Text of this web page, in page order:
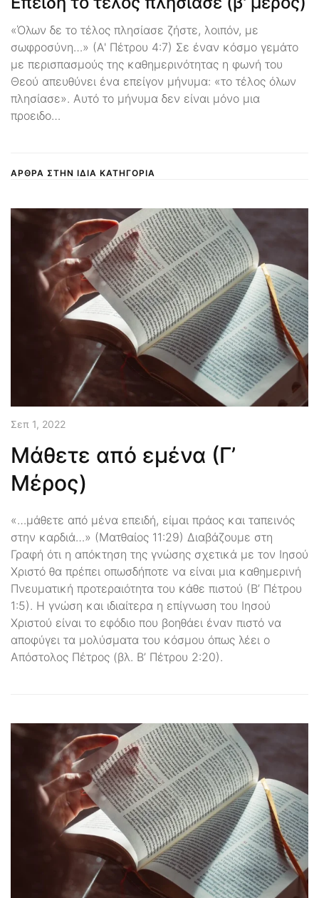
«Όλων δε το τέλος πλησίασε ζήστε, λοιπόν, με
σωφροσύνη…» (Α' Πέτρου 4:7) Σε έναν κόσμο γεμάτο
με περισπασμούς της καθημερινότητας η φωνή του
Θεού απευθύνει ένα επείγον μήνυμα: «το τέλος όλων
πλησίασε». Αυτό το μήνυμα δεν είναι μόνο μια
προειδο…
ΑΡΘΡΑ ΣΤΗΝ ΙΔΙΑ ΚΑΤΗΓΟΡΙΑ
Σεπ 1, 2022
Μάθετε από εμένα (Γ’
Μέρος)
«…μάθετε από μένα επειδή, είμαι πράος και ταπεινός
στην καρδιά…» (Ματθαίος 11:29) Διαβάζουμε στη
Γραφή ότι η απόκτηση της γνώσης σχετικά με τον Ιησού
Χριστό θα πρέπει οπωσδήποτε να είναι μια καθημερινή
Πνευματική προτεραιότητα του κάθε πιστού (Β’ Πέτρου
1:5). Η γνώση και ιδιαίτερα η επίγνωση του Ιησού
Χριστού είναι το εφόδιο που βοηθάει έναν πιστό να
αποφύγει τα μολύσματα του κόσμου όπως λέει ο
Απόστολος Πέτρος (βλ. Β’ Πέτρου 2:20).